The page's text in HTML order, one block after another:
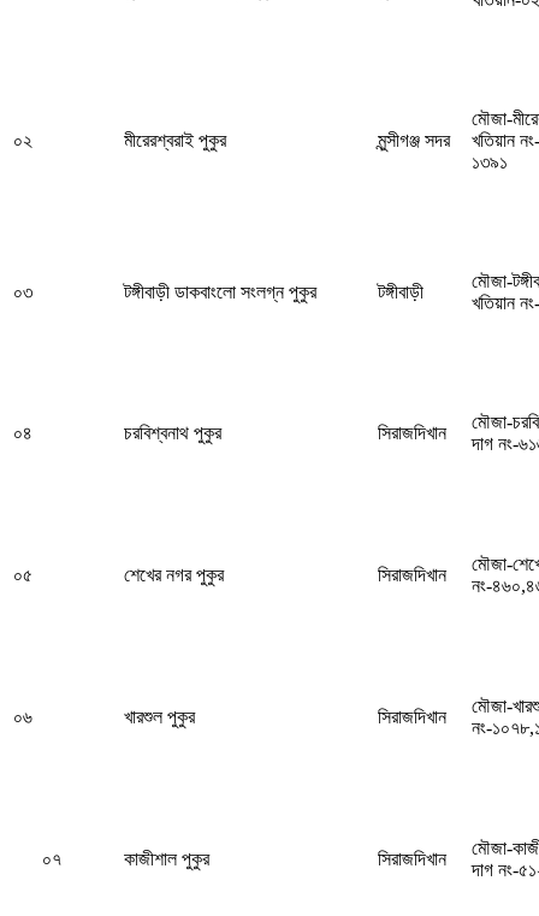
০২ মীরেরশ্বরাই পুকুর মুন্সীগঞ্জ সদর
মৌজা-
খতিয়ান
১৩৯১
০৩ টঙ্গীবাড়ী ডাকবাংলো সংলগ্ন পুকুর টঙ্গীবাড়ী
মৌজা-
খতিয়ান
০৪ চরবিশ্বনাথ পুকুর সিরাজদিখান
মৌজা-
দাগ নং-
০৫ শেখের নগর পুকুর সিরাজদিখান
মৌজা-
নং-
০৬ খারশুল পুকুর সিরাজদিখান
মৌজা-
নং-
০৭ কাজীশাল পুকুর সিরাজদিখান
মৌজা-
দাগ নং-